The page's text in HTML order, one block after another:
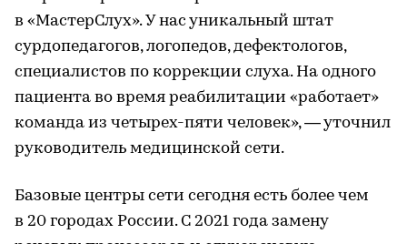
в «МастерСлух». У нас уникальный штат
сурдопедагогов, логопедов, дефектологов,
специалистов по коррекции слуха. На одного
пациента во время реабилитации «работает»
команда из четырех-пяти человек», — уточнил
руководитель медицинской сети.
Базовые центры сети сегодня есть более чем
в 20 городах России. С 2021 года замену